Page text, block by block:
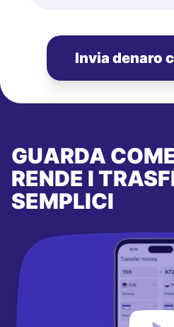
Invia denaro
GUARDA
RENDE I
SEMPLICI